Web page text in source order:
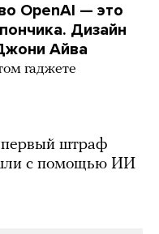
OpenAI — это
Дизайн
Айва
гаджете
штраф
с помощью ИИ